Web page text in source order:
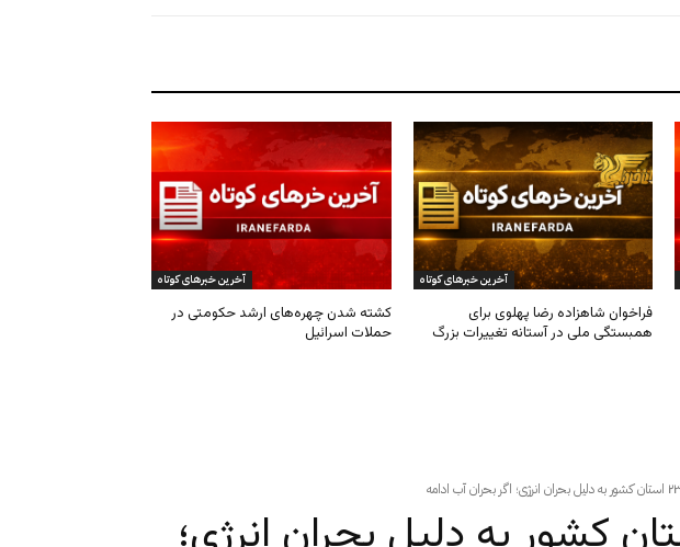
آخرین خبرهای کوتاه
کشته شدن چهره‌های ارشد حکومتی در
حملات اسرائیل
آخرین خبرهای کوتاه
فراخوان شاهزاده رضا پهلوی برای
همبستگی ملی در آستانه تغییرات بزرگ